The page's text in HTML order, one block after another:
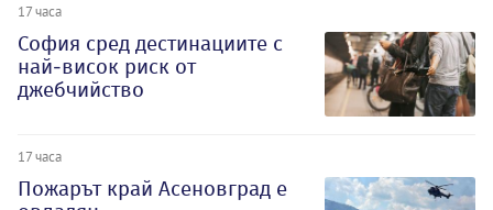
17 часа
София сред дестинациите с
най-висок риск от
джебчийство
17 часа
Пожарът край Асеновград е